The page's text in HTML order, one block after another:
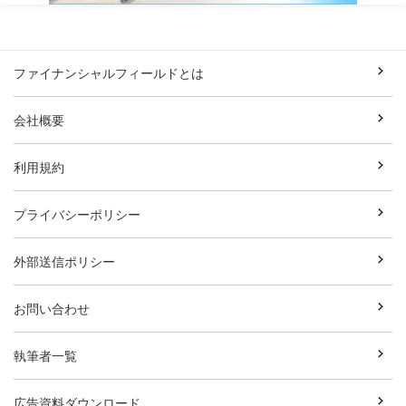
ファイナンシャルフィールドとは
会社概要
利用規約
プライバシーポリシー
外部送信ポリシー
お問い合わせ
執筆者一覧
広告資料ダウンロード